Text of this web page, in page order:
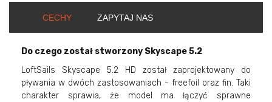
CECHY ZAPYTAJ NAS
Do czego został stworzony Skyscape 5.2
LoftSails Skyscape 5.2 HD został zaprojektowany do
pływania w dwóch zastosowaniach - freefoil oraz fin. Taki
charakter sprawia, że model ma łączyć sprawne